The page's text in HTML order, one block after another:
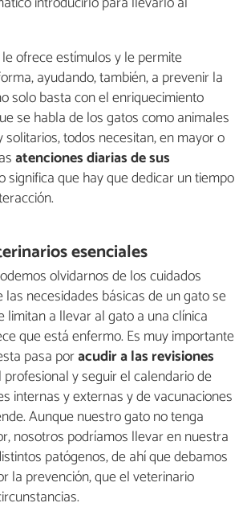
ofrece estímulos y le permite
ayudando, también, a prevenir la
solo basta con el enriquecimiento
se habla de los gatos como animales
solitarios, todos necesitan, en mayor o
atenciones diarias de sus
significa que hay que dedicar un tiempo
esenciales
olvidarnos de los cuidados
necesidades básicas de un gato se
limitan a llevar al gato a una clínica
que está enfermo. Es muy importante
pasa poracudir a las revisiones
y seguir el calendario de
internas y externas y de vacunaciones
Aunque nuestro gato no tenga
nosotros podríamos llevar en nuestra
patógenos, de ahí que debamos
la prevención, que el veterinario